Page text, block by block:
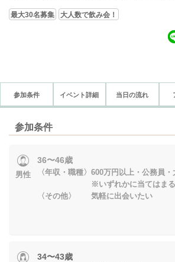
最大30名募集 大人数で飲み会！
参加条件 イベント詳細 当日の流れ
参加条件
男性
36〜46歳
〈年収・職種〉600万円以上・公務員
※いずれかに当てはまる
〈その他〉 気軽に出会いたい
34〜43歳